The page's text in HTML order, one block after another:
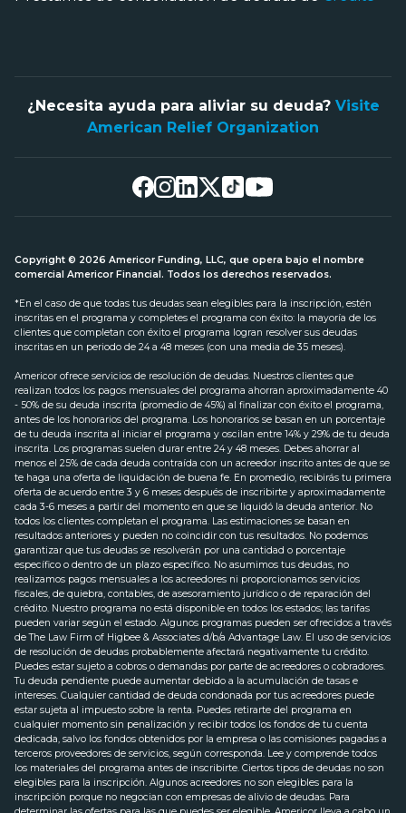
¿Necesita ayuda para aliviar su deuda? Visite
American Relief Organization
Copyright © 2026 Americor Funding, LLC, que opera bajo el nombre
comercial Americor Financial. Todos los derechos reservados.
*En el caso de que todas tus deudas sean elegibles para la inscripción, estén
inscritas en el programa y completes el programa con éxito: la mayoría de los
clientes que completan con éxito el programa logran resolver sus deudas
inscritas en un periodo de 24 a 48 meses (con una media de 35 meses).
Americor ofrece servicios de resolución de deudas. Nuestros clientes que
realizan todos los pagos mensuales del programa ahorran aproximadamente 40
- 50% de su deuda inscrita (promedio de 45%) al finalizar con éxito el programa,
antes de los honorarios del programa. Los honorarios se basan en un porcentaje
de tu deuda inscrita al iniciar el programa y oscilan entre 14% y 29% de tu deuda
inscrita. Los programas suelen durar entre 24 y 48 meses. Debes ahorrar al
menos el 25% de cada deuda contraída con un acreedor inscrito antes de que se
te haga una oferta de liquidación de buena fe. En promedio, recibirás tu primera
oferta de acuerdo entre 3 y 6 meses después de inscribirte y aproximadamente
cada 3-6 meses a partir del momento en que se liquidó la deuda anterior. No
todos los clientes completan el programa. Las estimaciones se basan en
resultados anteriores y pueden no coincidir con tus resultados. No podemos
garantizar que tus deudas se resolverán por una cantidad o porcentaje
específico o dentro de un plazo específico. No asumimos tus deudas, no
realizamos pagos mensuales a los acreedores ni proporcionamos servicios
fiscales, de quiebra, contables, de asesoramiento jurídico o de reparación del
crédito. Nuestro programa no está disponible en todos los estados; las tarifas
pueden variar según el estado. Algunos programas pueden ser ofrecidos a través
de The Law Firm of Higbee & Associates d/b/a Advantage Law. El uso de servicios
de resolución de deudas probablemente afectará negativamente tu crédito.
Puedes estar sujeto a cobros o demandas por parte de acreedores o cobradores.
Tu deuda pendiente puede aumentar debido a la acumulación de tasas e
intereses. Cualquier cantidad de deuda condonada por tus acreedores puede
estar sujeta al impuesto sobre la renta. Puedes retirarte del programa en
cualquier momento sin penalización y recibir todos los fondos de tu cuenta
dedicada, salvo los fondos obtenidos por la empresa o las comisiones pagadas a
terceros proveedores de servicios, según corresponda. Lee y comprende todos
los materiales del programa antes de inscribirte. Ciertos tipos de deudas no son
elegibles para la inscripción. Algunos acreedores no son elegibles para la
inscripción porque no negocian con empresas de alivio de deudas. Para